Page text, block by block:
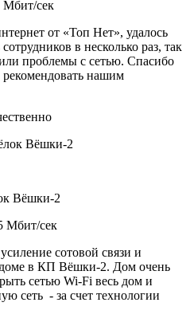
Мбит/сек
от «Топ Нет», удалось
в несколько раз, так
проблемы с сетью. Спасибо
рекомендовать нашим
Вёшки-2
Мбит/сек
сотовой связи и
в КП Вёшки-2. Дом очень
сетью Wi-Fi весь дом и
сеть - за счет технологии